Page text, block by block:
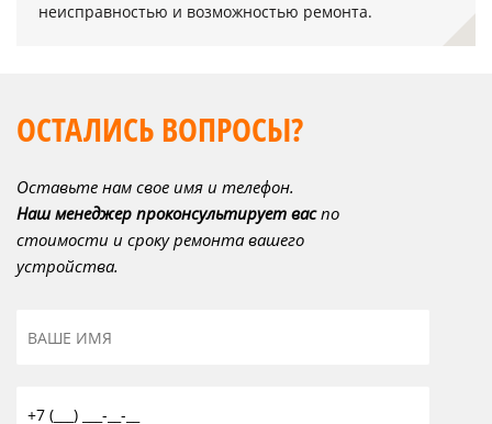
неисправностью и возможностью ремонта.
ОСТАЛИСЬ ВОПРОСЫ?
Оставьте нам свое имя и телефон.
Наш менеджер проконсультирует васпо
стоимости и сроку ремонта вашего
устройства.